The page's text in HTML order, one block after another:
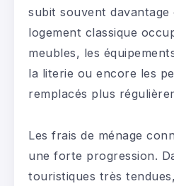
subit souvent davantage
logement classique
meubles, les
la literie ou encore les
remplacés plus
Les frais de ménage
une forte progression.
touristiques très